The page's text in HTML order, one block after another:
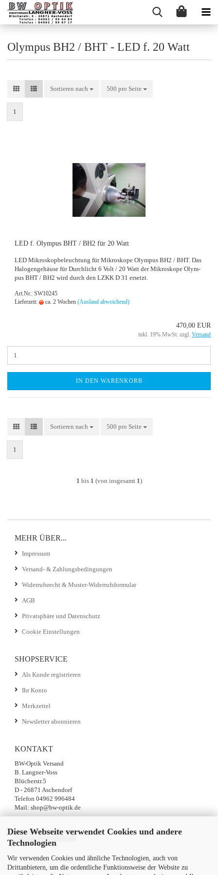
Diese Webseite verwendet Cookies und andere
Technologien
Wir verwenden Cookies und ähnliche Technologien, auch von
Drittanbietern, um die ordentliche Funktionsweise der Website zu
Olympus BH2 / BHT - LED f. 20 Watt
Sortieren nach
Sortieren nach 500 pro Seite
pro Seite
1
LED f. Olym­pus BHT / BH2 für 20 Watt
LED Mi­kro­skop­be­leuch­tung für Mi­kro­sko­pe Olym­pus BH2 / BHT. Das
Ha­lo­gen­ge­häu­se für Durch­licht 6 Volt / 20 Watt der Mi­kro­sko­pe Olym­
pus BHT / BH2 wird durch den LZKK D 31 er­setzt.
Art.Nr.: SW10245
Lieferzeit:
ca. 2 Wochen (Ausland abweichend)
470,00 EUR
inkl. 19% MwSt. zzgl. Versand
IN DEN WARENKORB
Sortieren nach
Sortieren nach 500 pro Seite
pro Seite
1
1 bis 1 (von insgesamt 1)
MEHR ÜBER...
Impressum
Versand- & Zahlungsbedingungen
Widerrufsrecht & Muster-Widerrufsformular
AGB
Privatsphäre und Datenschutz
Cookie Einstellungen
SHOPSERVICE
Als Kunde registrieren
Ihr Konto
Merkzettel
Newsletter abonnieren
KONTAKT
BW-Optik Versand
B. Langner-Voss
Blücherstr.5
D - 26871 Aschendorf
Telefon 04962 996484
Mail: shop@bw-optik.de
Vertrag widerrufen
SICHER EINKAUFEN MIT